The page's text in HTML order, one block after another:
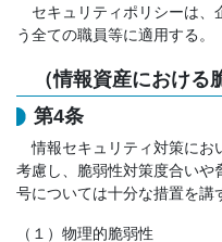
セキュリティポリシーは、
う全ての職員等に適用する。
（情報資産における
第4条
情報セキュリティ対策にお
考慮し、脆弱性対策度合いや
号については十分な措置を講
（１）物理的脆弱性